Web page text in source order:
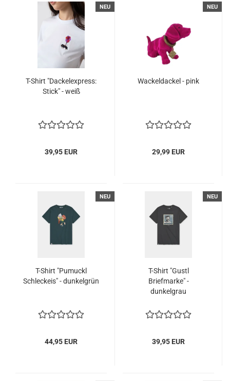
NEU
T-Shirt "Dackelexpress:
Stick" - weiß
39,95 EUR
NEU
Wackeldackel - pink
29,99 EUR
NEU
T-Shirt "Pumuckl
Schleckeis" - dunkelgrün
44,95 EUR
NEU
T-Shirt "Gustl
Briefmarke" -
dunkelgrau
39,95 EUR